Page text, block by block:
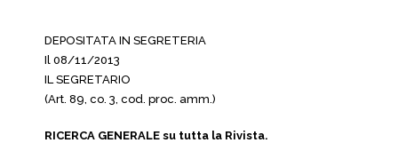
DEPOSITATA IN SEGRETERIA
Il 08/11/2013
IL SEGRETARIO
(Art. 89, co. 3, cod. proc. amm.)
RICERCA GENERALE su tutta la Rivista.